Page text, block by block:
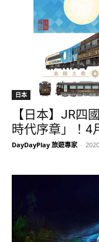
日本
【日本】JR四
時代序章」！4
DayDayPlay 旅遊專家 -